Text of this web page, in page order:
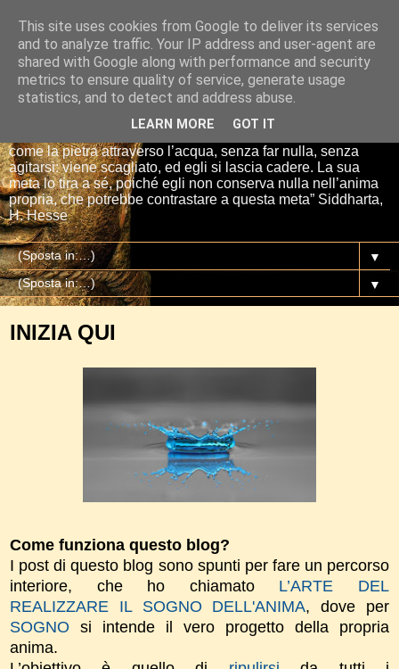
Io sono il mio Buddha
“Se tu getti una pietra nell’acqua, essa si affretta per la via
più breve fino al fondo. E così è Siddharta, quando ha una
meta, un proposito. Siddharta non fa nulla. Siddharta pensa,
come la pietra attraverso l’acqua, senza far nulla, senza
agitarsi: viene scagliato, ed egli si lascia cadere. La sua
meta lo tira a sé, poiché egli non conserva nulla nell’anima
propria, che potrebbe contrastare a questa meta” Siddharta,
H. Hesse
▼
▼
INIZIA QUI
Come funziona questo blog?
I post di questo blog sono spunti per fare un percorso
interiore, che ho chiamato L’ARTE DEL
REALIZZARE IL SOGNO DELL'ANIMA, dove per
SOGNO si intende il vero progetto della propria
anima.
This site uses cookies from Google to deliver its services
and to analyze traffic. Your IP address and user-agent are
shared with Google along with performance and security
metrics to ensure quality of service, generate usage
statistics, and to detect and address abuse.
LEARN MORE GOT IT